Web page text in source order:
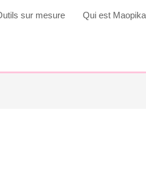
sur mesure Qui est